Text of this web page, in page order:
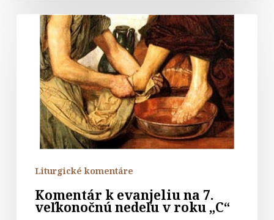
Komentár
evanjeliu
veľkonočnú
nedeľu
roku
Liturgické komentáre
Komentár k evanjeliu na 7.
veľkonočnú nedeľu v roku „C“